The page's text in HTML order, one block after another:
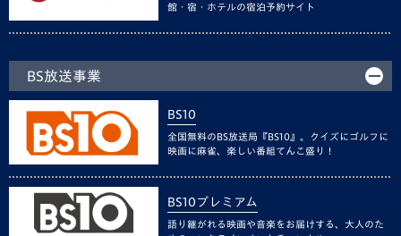
館・宿・ホテルの宿泊予約サイト
BS放送事業
BS10
全国無料のBS放送局『BS10』。クイズにゴルフに
映画に麻雀、楽しい番組てんこ盛り！
BS10プレミアム
語り継がれる映画や音楽をお届けする、大人のた